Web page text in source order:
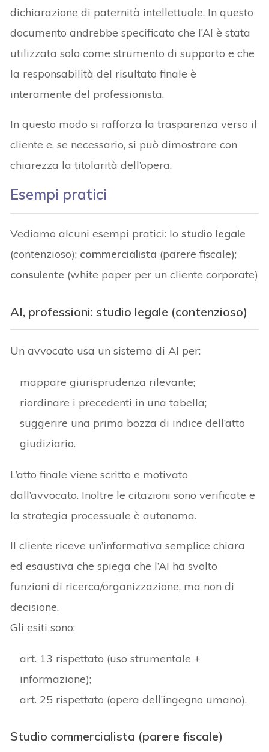
dichiarazione di paternità intellettuale. In questo
documento andrebbe specificato che l’AI è stata
utilizzata solo come strumento di supporto e che
la responsabilità del risultato finale è
interamente del professionista.
In questo modo si rafforza la trasparenza verso il
cliente e, se necessario, si può dimostrare con
chiarezza la titolarità dell’opera.
Esempi pratici
Vediamo alcuni esempi pratici: lo studio legale
(contenzioso); commercialista (parere fiscale);
consulente (white paper per un cliente corporate)
AI, professioni: studio legale (contenzioso)
Un avvocato usa un sistema di AI per:
mappare giurisprudenza rilevante;
riordinare i precedenti in una tabella;
suggerire una prima bozza di indice dell’atto
giudiziario.
L’atto finale viene scritto e motivato
dall’avvocato. Inoltre le citazioni sono verificate e
la strategia processuale è autonoma.
Il cliente riceve un’informativa semplice chiara
ed esaustiva che spiega che l’AI ha svolto
funzioni di ricerca/organizzazione, ma non di
decisione.
Gli esiti sono:
art. 13 rispettato (uso strumentale +
informazione);
art. 25 rispettato (opera dell’ingegno umano).
Studio commercialista (parere fiscale)